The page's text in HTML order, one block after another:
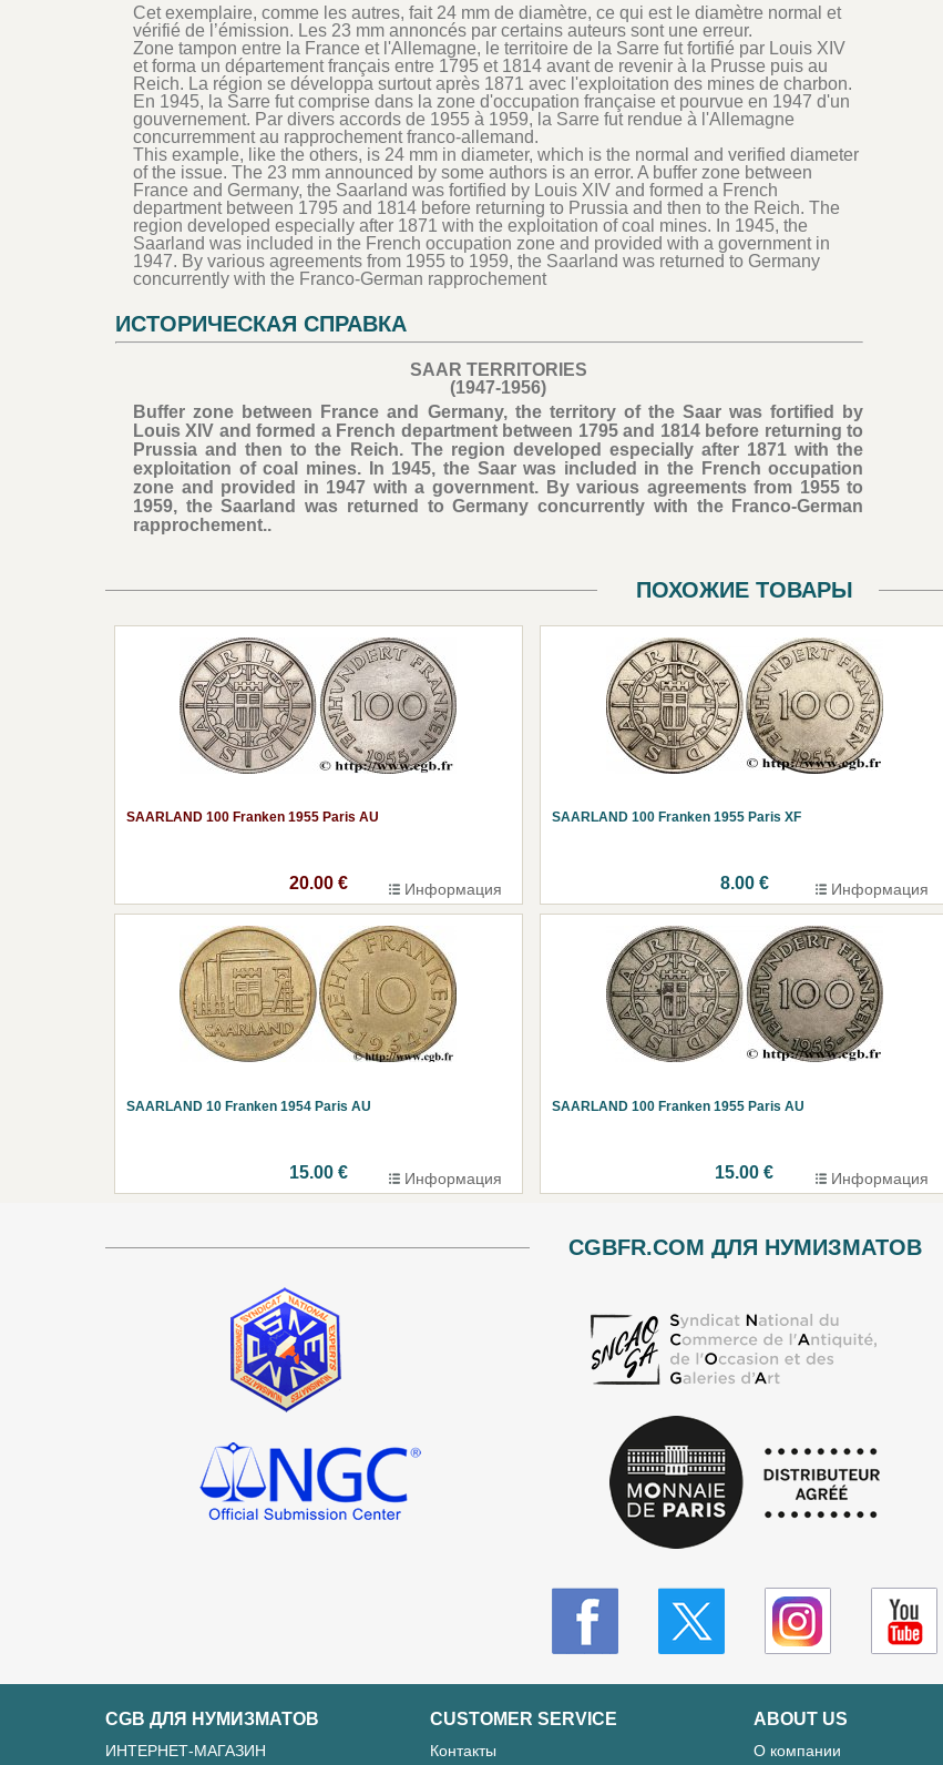
Cet exemplaire, comme les autres, fait 24 mm de diamètre, ce qui est le diamètre normal et
vérifié de l’émission. Les 23 mm annoncés par certains auteurs sont une erreur.
Zone tampon entre la France et l'Allemagne, le territoire de la Sarre fut fortifié par Louis XIV
et forma un département français entre 1795 et 1814 avant de revenir à la Prusse puis au
Reich. La région se développa surtout après 1871 avec l'exploitation des mines de charbon.
En 1945, la Sarre fut comprise dans la zone d'occupation française et pourvue en 1947 d'un
gouvernement. Par divers accords de 1955 à 1959, la Sarre fut rendue à l'Allemagne
concurremment au rapprochement franco-allemand.
This example, like the others, is 24 mm in diameter, which is the normal and verified diameter
of the issue. The 23 mm announced by some authors is an error. A buffer zone between
France and Germany, the Saarland was fortified by Louis XIV and formed a French
department between 1795 and 1814 before returning to Prussia and then to the Reich. The
region developed especially after 1871 with the exploitation of coal mines. In 1945, the
Saarland was included in the French occupation zone and provided with a government in
1947. By various agreements from 1955 to 1959, the Saarland was returned to Germany
concurrently with the Franco-German rapprochement
ИСТОРИЧЕСКАЯ СПРАВКА
SAAR TERRITORIES
(1947-1956)
Buffer zone between France and Germany, the territory of the Saar was fortified by
Louis XIV and formed a French department between 1795 and 1814 before returning to
Prussia and then to the Reich. The region developed especially after 1871 with the
exploitation of coal mines. In 1945, the Saar was included in the French occupation
zone and provided in 1947 with a government. By various agreements from 1955 to
1959, the Saarland was returned to Germany concurrently with the Franco-German
rapprochement..
ПОХОЖИЕ ТОВАРЫ
SAARLAND 100 Franken 1955 Paris AU
20.00 € Информация
SAARLAND 100 Franken 1955 Paris XF
8.00 € Информация
SAARLAND 10 Franken 1954 Paris AU
15.00 € Информация
SAARLAND 100 Franken 1955 Paris AU
15.00 € Информация
CGBFR.COM ДЛЯ НУМИЗМАТОВ
CGB ДЛЯ НУМИЗМАТОВ
ИНТЕРНЕТ-МАГАЗИН
CUSTOMER SERVICE
Контакты
ABOUT US
О компании